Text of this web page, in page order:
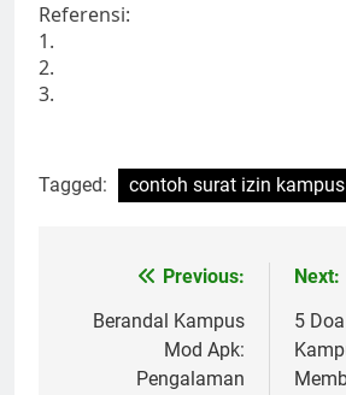
Referensi:
1.
2.
3.
Tagged: contoh surat izin
navigation
Previous:
Berandal Kampus
Mod Apk:
Pengalaman
Next:
5